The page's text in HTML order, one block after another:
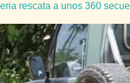
rescata a unos 360